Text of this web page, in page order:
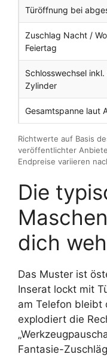
Türöffnung bei
Zuschlag Nacht /
Feiertag
Schlosswechsel
Zylinder
Gesamtspanne laut
Richtwerte auf Basis
veröffentlichter
Endpreise variieren
Die
dich
Das Muster ist
Inserat lockt mit
am Telefon bleibt
explodiert die
Fantasie-